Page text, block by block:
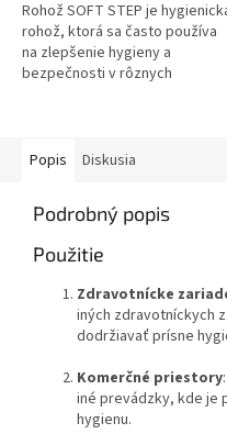
Rohož SOFT STEP je
rohož, ktorá sa často používa
na zlepšenie hygieny a
bezpečnosti v rôznych
Popis
Diskusia
Podrobný popis
Použitie
Zdravotnícke
iných zdravotníckych
dodržiavať prísne
Komerčné priestory
iné prevádzky, kde je
hygienu.